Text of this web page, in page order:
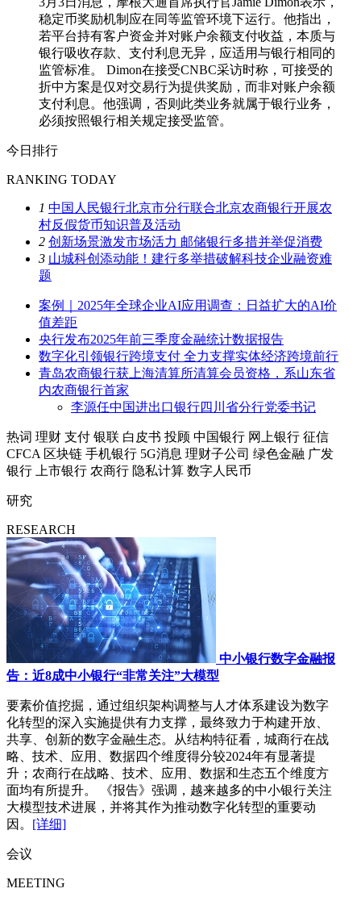
稳定币奖励机制应在同等监管环境下运行。他指出，
若平台持有客户资金并对账户余额支付收益，本质与
银行吸收存款、支付利息无异，应适用与银行相同的
监管标准。 Dimon在接受CNBC采访时称，可接受的
折中方案是仅对交易行为提供奖励，而非对账户余额
支付利息。他强调，否则此类业务就属于银行业务，
必须按照银行相关规定接受监管。
今日排行
RANKING TODAY
1 中国人民银行北京市分行联合北京农商银行开展农
村反假货币知识普及活动
2 创新场景激发市场活力 邮储银行多措并举促消费
3 山城科创添动能！建行多举措破解科技企业融资难
题
案例｜2025年全球企业AI应用调查：日益扩大的AI价
值差距
央行发布2025年前三季度金融统计数据报告
数字化引领银行跨境支付 全力支撑实体经济跨境前行
青岛农商银行获上海清算所清算会员资格，系山东省
内农商银行首家
李源任中国进出口银行四川省分行党委书记
热词 理财 支付 银联 白皮书 投顾 中国银行 网上银行 征信
CFCA 区块链 手机银行 5G消息 理财子公司 绿色金融 广发
银行
上市银行 农商行 隐私计算 数字人民币
研究
RESEARCH
中小银行数字金融报
告：近8成中小银行“非常关注”大模型
要素价值挖掘，通过组织架构调整与人才体系建设为数字
化转型的深入实施提供有力支撑，最终致力于构建开放、
共享、创新的数字金融生态。从结构特征看，城商行在战
略、技术、应用、数据四个维度得分较2024年有显著提
升；农商行在战略、技术、应用、数据和生态五个维度方
面均有所提升。 《报告》强调，越来越多的中小银行关注
大模型技术进展，并将其作为推动数字化转型的重要动
因。 [详细]
会议
MEETING